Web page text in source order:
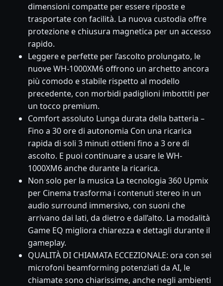
dimensioni compatte per essere riposte e
trasportate con facilità. La nuova custodia offre
protezione e chiusura magnetica per un accesso
rapido.
Leggere e perfette per l’ascolto prolungato, le
nuove WH-1000XM6 offrono un archetto ancora
più comodo e stabile rispetto al modello
precedente, con morbidi padiglioni imbottiti per
un tocco premium.
Comfort assoluto Lunga durata della batteria –
Fino a 30 ore di autonomia Con una ricarica
rapida di soli 3 minuti ottieni fino a 3 ore di
ascolto. E puoi continuare a usare le WH-
1000XM6 anche durante la ricarica.
Non solo per la musica La tecnologia 360 Upmix
per Cinema trasforma i contenuti stereo in un
audio surround immersivo, con suoni che
arrivano dai lati, da dietro e dall’alto. La modalità
Game EQ migliora chiarezza e dettagli durante il
gameplay.
QUALITÀ DI CHIAMATA ECCEZIONALE: ora con sei
microfoni beamforming potenziati da AI, le
chiamate sono chiarissime, anche negli ambienti